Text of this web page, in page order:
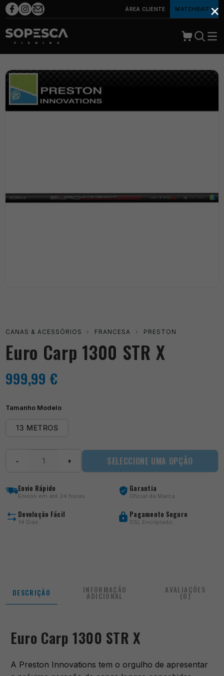
ÁREA CLIENTE MATCHBAITS
CANAS & ACESSÓRIOS › FRANCESA › PRESTON
Euro Carp 1300 STR X
999,99 €
Tamanho Modelo
13 METROS
1300
STR
− + SELECCIONE UMA OPÇÃO
Envio Rápido
Envios em até 24 horas
Garantia
Oficial da Marca
Devolução Fácil
14 Dias
Pagamento Seguro
SSL Encriptado
DESCRIÇÃO INFORMAÇÃO
ADICIONAL
AVALIAÇÕES
(0)
Euro Carp 1300 STR X
A Preston Innovations tem o orgulho de apresentar
×